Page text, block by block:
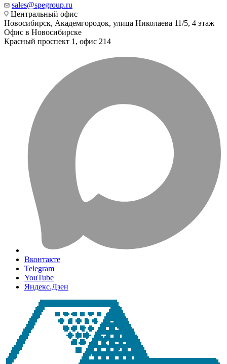
sales@spegroup.ru
Центральный офис
Новосибирск, Академгородок, улица Николаева 11/5, 4 этаж
Офис в Новосибирске
Красный проспект 1, офис 214
Вконтакте
Telegram
YouTube
Яндекс.Дзен